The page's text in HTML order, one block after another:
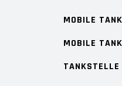
MOBILE
MOBILE
TANKSTELLE